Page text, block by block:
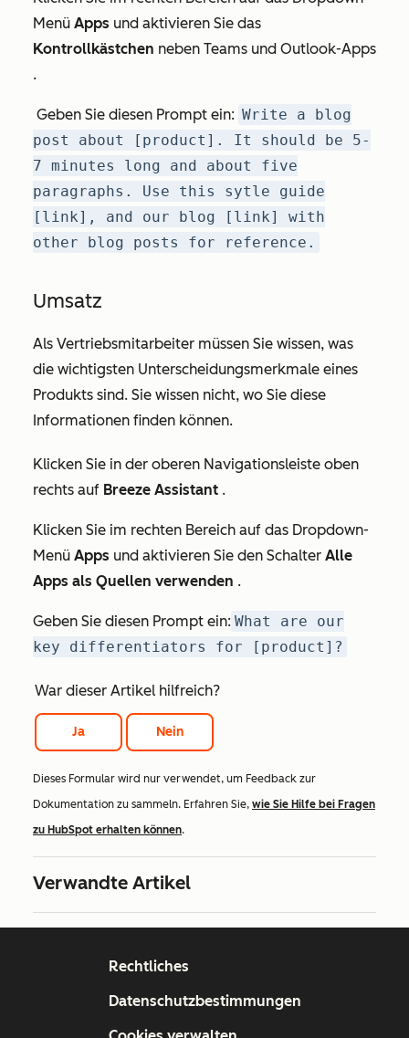
Menü Apps und aktivieren Sie das
Kontrollkästchen neben Teams und Outlook-Apps
.
Geben Sie diesen Prompt ein: Write a blog
post about [product]. It should be 5-
7 minutes long and about five
paragraphs. Use this sytle guide
[link], and our blog [link] with
other blog posts for reference.
Umsatz
Als Vertriebsmitarbeiter müssen Sie wissen, was
die wichtigsten Unterscheidungsmerkmale eines
Produkts sind. Sie wissen nicht, wo Sie diese
Informationen finden können.
Klicken Sie in der oberen Navigationsleiste oben
rechts auf Breeze Assistant .
Klicken Sie im rechten Bereich auf das Dropdown-
Menü Apps und aktivieren Sie den Schalter Alle
Apps als Quellen verwenden .
Geben Sie diesen Prompt ein: What are our
key differentiators for [product]?
War dieser Artikel hilfreich?
Ja Nein
Dieses Formular wird nur verwendet, um Feedback zur
Dokumentation zu sammeln. Erfahren Sie, wie Sie Hilfe bei Fragen
zu HubSpot erhalten können.
Verwandte Artikel
Rechtliches
Datenschutzbestimmungen